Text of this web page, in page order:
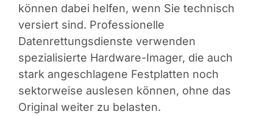
können dabei helfen, wenn Sie technisch
versiert sind. Professionelle
Datenrettungsdienste verwenden
spezialisierte Hardware-Imager, die auch
stark angeschlagene Festplatten noch
sektorweise auslesen können, ohne das
Original weiter zu belasten.